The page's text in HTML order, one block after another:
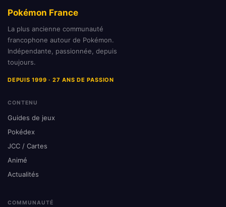
Pokémon France
La plus ancienne communauté
francophone autour de Pokémon.
Indépendante, passionnée, depuis
toujours.
DEPUIS 1999 · 27 ANS DE PASSION
CONTENU
Guides de jeux
Pokédex
JCC / Cartes
Animé
Actualités
COMMUNAUTÉ